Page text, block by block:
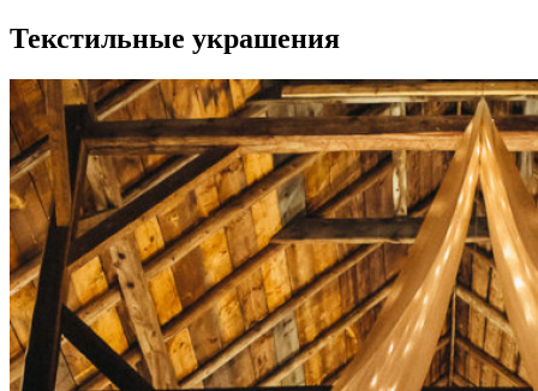
Текстильные украшения